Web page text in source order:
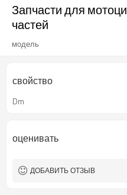
Запчасти для
частей
модель
свойство
Dm
оценивать
ДОБАВИТЬ ОТЗЫВ